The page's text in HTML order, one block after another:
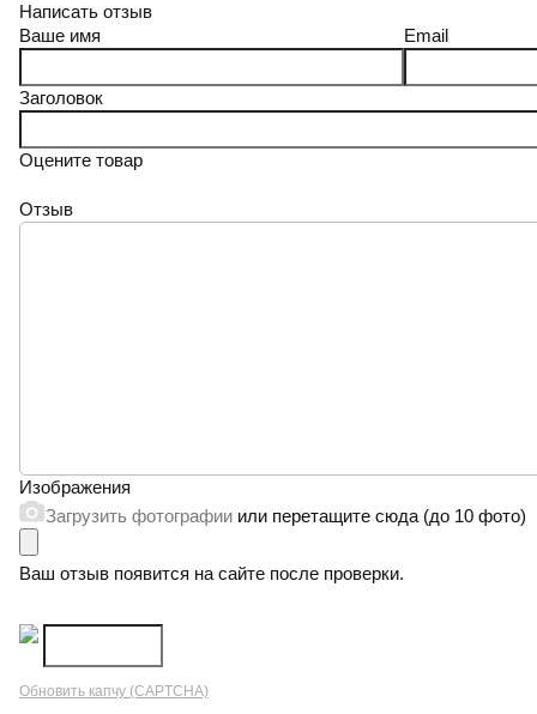
Написать отзыв
Ваше имя
Email
Заголовок
Оцените товар
Отзыв
Изображения
Загрузить фотографии или перетащите сюда (до 10 фото)
Ваш отзыв появится на сайте после проверки.
Обновить капчу (CAPTCHA)